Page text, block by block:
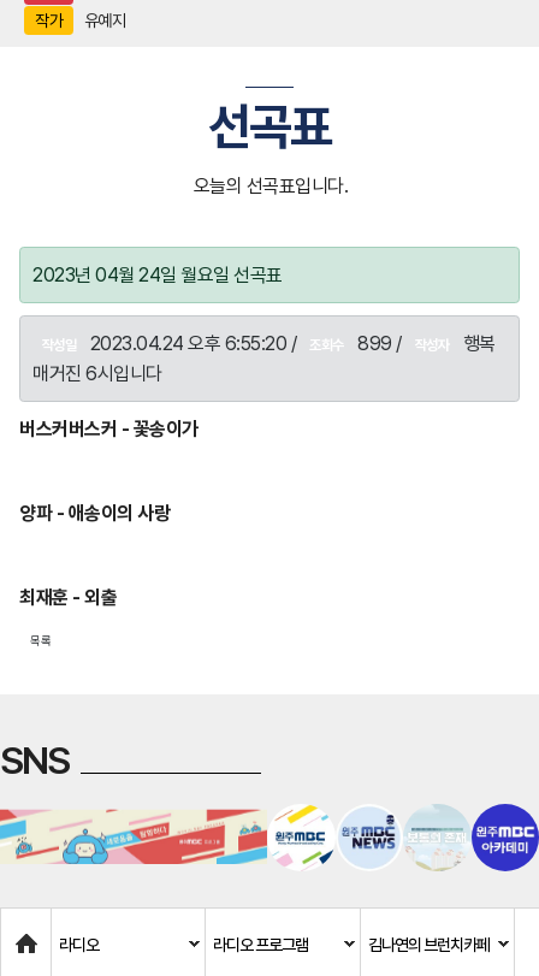
작가
유예지
선곡표
오늘의 선곡표입니다.
2023년 04월 24일 월요일 선곡표
작성일 2023.04.24 오후 6:55:20 / 조회수 899 / 작성자
행복
매거진 6시입니다
버스커버스커 - 꽃송이가
양파 - 애송이의 사랑
최재훈 - 외출
목록
SNS
Home
라디오 라디오 프로그램 김나연의 브런치카페